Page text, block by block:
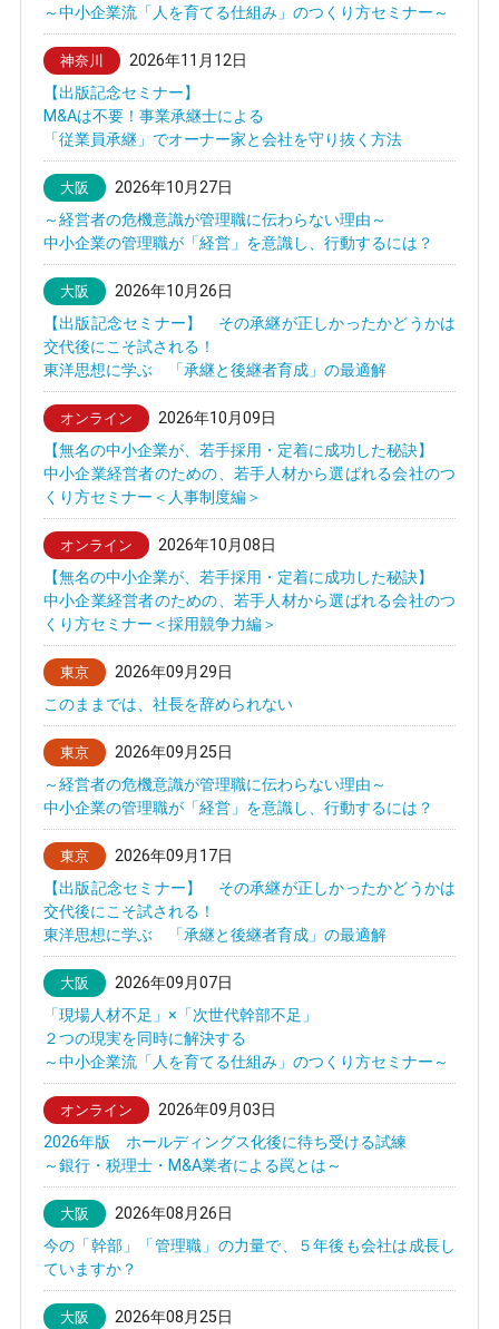
～中小企業流「人を育てる仕組み」のつくり方セミナー～
神奈川
2026年11月12日
【出版記念セミナー】
M&Aは不要！事業承継士による
「従業員承継」でオーナー家と会社を守り抜く方法
大阪
2026年10月27日
～経営者の危機意識が管理職に伝わらない理由～
中小企業の管理職が「経営」を意識し、行動するには？
大阪
2026年10月26日
【出版記念セミナー】 その承継が正しかったかどうかは
交代後にこそ試される！
東洋思想に学ぶ 「承継と後継者育成」の最適解
オンライン
2026年10月09日
【無名の中小企業が、若手採用・定着に成功した秘訣】
中小企業経営者のための、若手人材から選ばれる会社のつ
くり方セミナー＜人事制度編＞
オンライン
2026年10月08日
【無名の中小企業が、若手採用・定着に成功した秘訣】
中小企業経営者のための、若手人材から選ばれる会社のつ
くり方セミナー＜採用競争力編＞
東京
2026年09月29日
このままでは、社長を辞められない
東京
2026年09月25日
～経営者の危機意識が管理職に伝わらない理由～
中小企業の管理職が「経営」を意識し、行動するには？
東京
2026年09月17日
【出版記念セミナー】 その承継が正しかったかどうかは
交代後にこそ試される！
東洋思想に学ぶ 「承継と後継者育成」の最適解
大阪
2026年09月07日
「現場人材不足」×「次世代幹部不足」
２つの現実を同時に解決する
～中小企業流「人を育てる仕組み」のつくり方セミナー～
オンライン
2026年09月03日
2026年版 ホールディングス化後に待ち受ける試練
～銀行・税理士・M&A業者による罠とは～
大阪
2026年08月26日
今の「幹部」「管理職」の力量で、５年後も会社は成長し
ていますか？
大阪
2026年08月25日